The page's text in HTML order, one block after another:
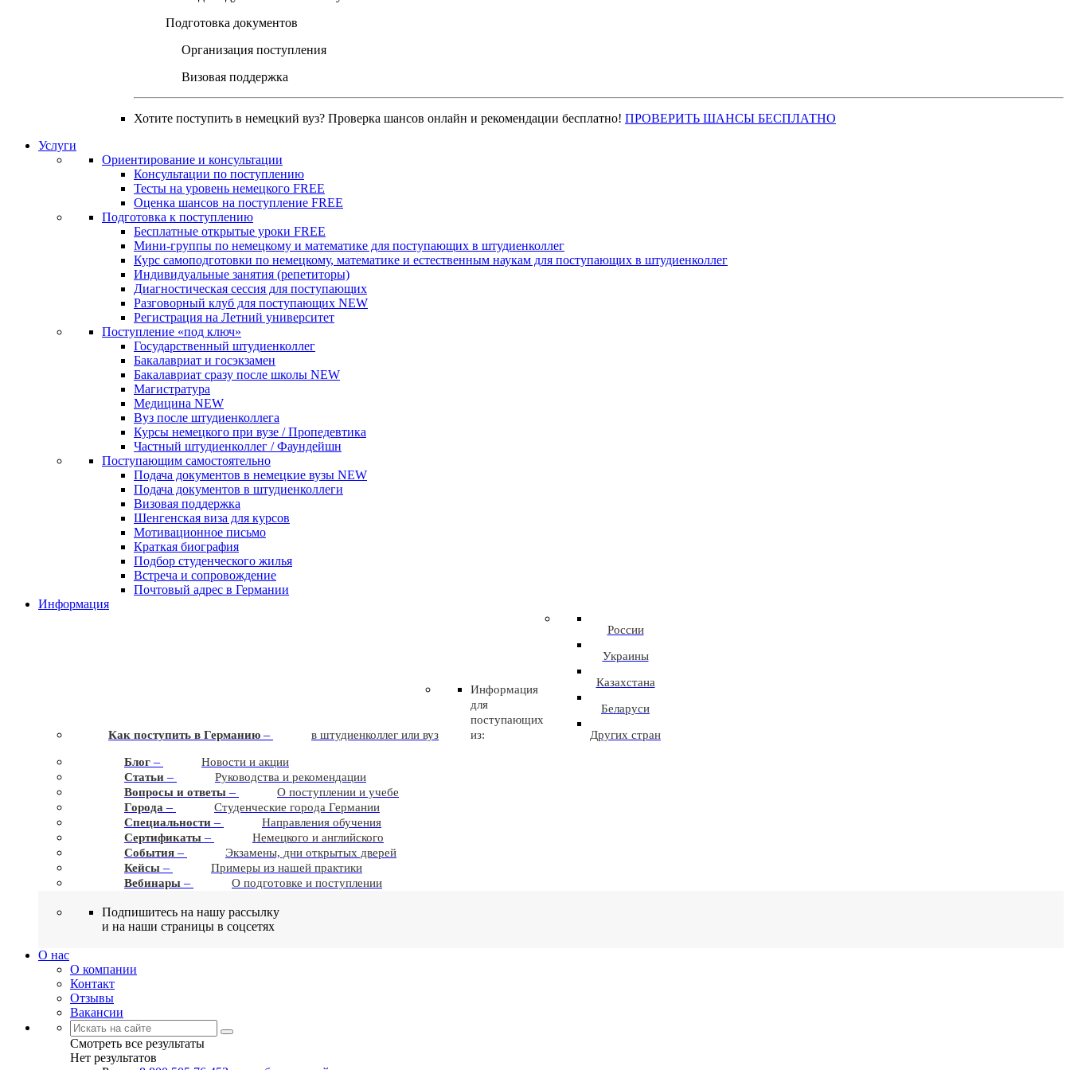
Подготовка документов
Организация поступления
Визовая поддержка
Хотите поступить в немецкий вуз? Проверка шансов онлайн и рекомендации бесплатно! ПРОВЕРИТЬ ШАНСЫ БЕСПЛАТНО
Услуги
Ориентирование и консультации
Консультации по поступлению
Тесты на уровень немецкого FREE
Оценка шансов на поступление FREE
Подготовка к поступлению
Бесплатные открытые уроки FREE
Мини-группы по немецкому и математике для поступающих в штудиенколлег
Курс самоподготовки по немецкому, математике и естественным наукам для поступающих в штудиенколлег
Индивидуальные занятия (репетиторы)
Диагностическая сессия для поступающих
Разговорный клуб для поступающих NEW
Регистрация на Летний университет
Поступление «под ключ»
Государственный штудиенколлег
Бакалавриат и госэкзамен
Бакалавриат сразу после школы NEW
Магистратура
Медицина NEW
Вуз после штудиенколлега
Курсы немецкого при вузе / Пропедевтика
Частный штудиенколлег / Фаундейшн
Поступающим самостоятельно
Подача документов в немецкие вузы NEW
Подача документов в штудиенколлеги
Визовая поддержка
Шенгенская виза для курсов
Мотивационное письмо
Краткая биография
Подбор студенческого жилья
Встреча и сопровождение
Почтовый адрес в Германии
Информация
Как поступить в Германию – в штудиенколлег или вуз
Информация
для
поступающих
из:
России
Украины
Казахстана
Беларуси
Других стран
Блог –
Новости и акции
Статьи –
Руководства и рекомендации
Вопросы и ответы –
О поступлении и учебе
Города –
Студенческие города Германии
Cпециальности –
Направления обучения
Сертификаты –
Немецкого и английского
События –
Экзамены, дни открытых дверей
Кейсы –
Примеры из нашей практики
Вебинары – О подготовке и поступлении
Подпишитесь на нашу рассылку
и на наши страницы в соцсетях
О нас
О компании
Контакт
Отзывы
Вакансии
Смотреть все результаты
Нет результатов